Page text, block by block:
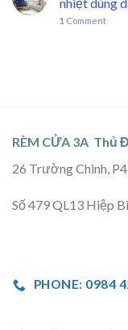
1 Comment
RÈM CỬA 3A Thủ
26 Trường Chinh,
Số 479 QL13 Hiệp
PHONE: 0984